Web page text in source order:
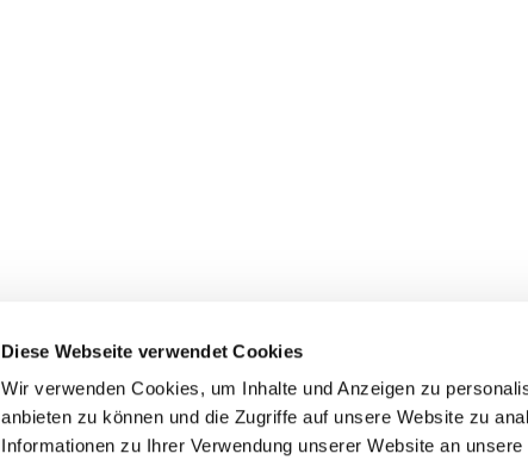
Diese Webseite verwendet Cookies
Wir verwenden Cookies, um Inhalte und Anzeigen zu
anbieten zu können und die Zugriffe auf unsere Website zu
Informationen zu Ihrer Verwendung unserer Website an